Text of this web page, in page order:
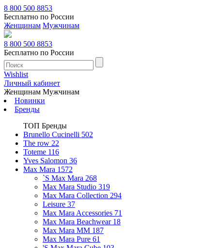
8 800 500 8853
Бесплатно по России
Женщинам Мужчинам
8 800 500 8853
Бесплатно по России
Wishlist
Личный кабинет
Женщинам Мужчинам
Новинки
Бренды
ТОП Бренды
Brunello Cucinelli 502
The row 22
Toteme 116
Yves Salomon 36
Max Mara 1572
`S Max Mara 268
Max Mara Studio 319
Max Mara Collection 294
Leisure 37
Max Mara Accessories 71
Max Mara Beachwear 18
Max Mara MM 187
Max Mara Pure 61